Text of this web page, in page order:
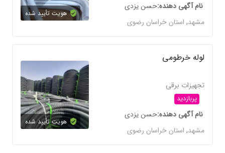
نام آگهی دهندهحسن یزدی
مشهد,استان خراسان رضوی
هویت تأیید شده
لوله خرطومی
تجهیزات برقی
پربازدید
نام آگهی دهندهحسن یزدی
مشهد,استان خراسان رضوی
هویت تأیید شده